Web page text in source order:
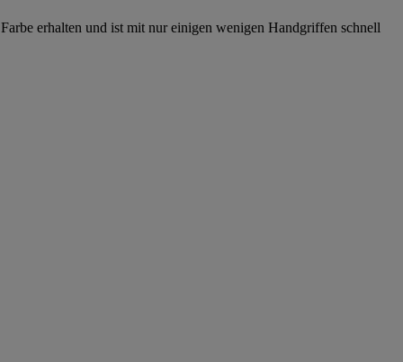
erhalten und ist mit nur einigen wenigen Handgriffen schnell